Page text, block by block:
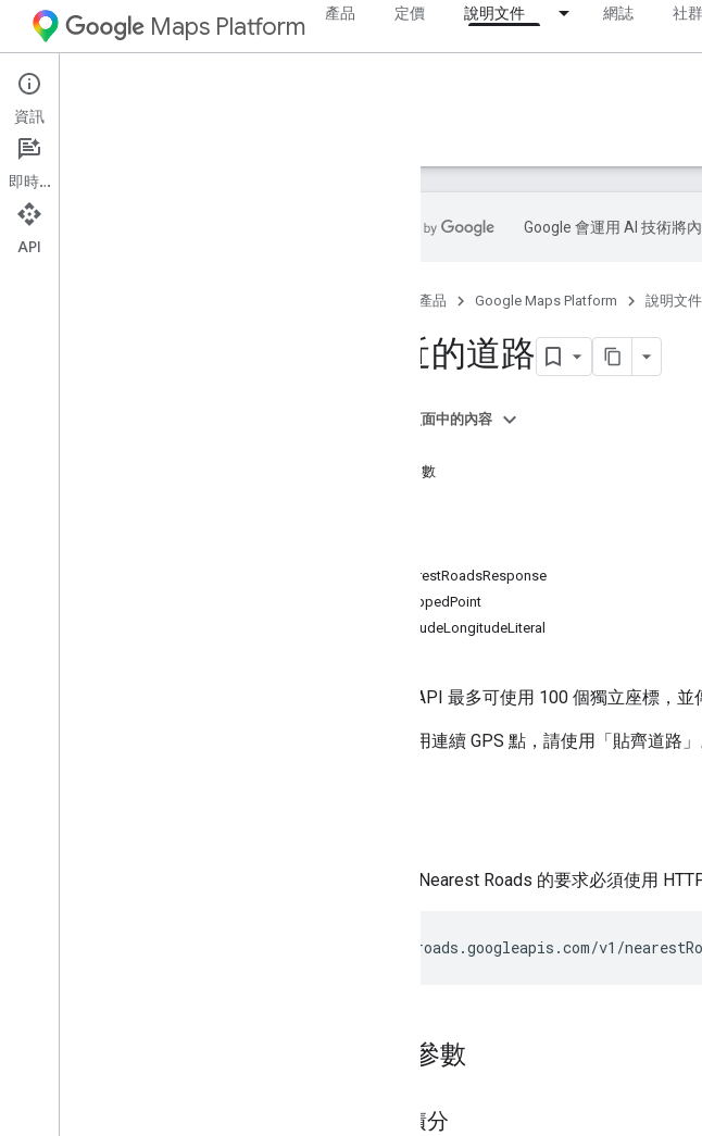
Maps Platform 產品 定價 說明文件 網誌 社群
Web Services
指南
Google 會運用 AI 技術將
產品 Google Maps Platform 說明文件
最近的道路
這個頁面中的內容
必要參數
NearestRoadsResponse
SnappedPoint
LatitudeLongitudeLiteral
Roads API 最多可使用 100 個獨立座標，並
如果使用連續 GPS 點，請使用「貼齊道路」
傳送給 Nearest Roads 的要求必須使用
https://roads.googleapis.com/v1/
必要參數
積分
資訊
即時通訊
API